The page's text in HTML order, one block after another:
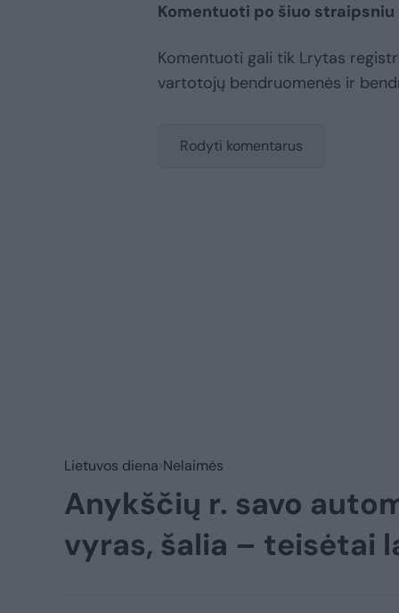
Komentuoti po šiuo straipsniu
Komentuoti gali tik Lrytas
vartotojų bendruomenės ir
Rodyti komentarus
Lietuvos diena Nelaimės
Anykščių r. savo
vyras, šalia – teisėtai